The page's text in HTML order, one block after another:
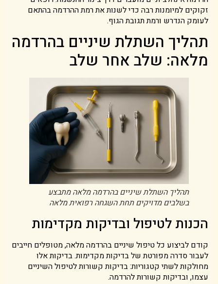
זקוקים למיומנות רבה כדי לשנות את רמת ההרדמה בהתאם
לעומק הנדרש ורמת תגובת הגוף.
תהליך השתלת שיניים בהרדמה
מלאה: שלב אחר שלב
תהליך השתלת שיניים בהרדמה מלאה מתבצע
בשלבים מדויקים תחת השגחה רפואית מלאה
הכנות לטיפול ובדיקות מקדימות
קודם לביצוע כל טיפול שיניים בהרדמה מלאה, מטופלים חייבים
לעבור סדרה מפורטת של בדיקות מקדימות. בדיקות אלו
מחולקות לשתי קטגוריות: בדיקות קשורות לטיפול השיניים
עצמו, ובדיקות קשורות להרדמה.